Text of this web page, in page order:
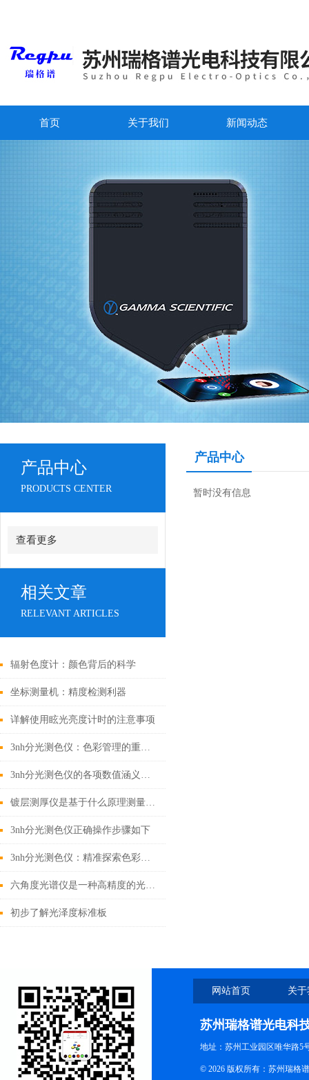
首页 关于我们 新闻动态
产品中心
PRODUCTS CENTER
查看更多
相关文章
RELEVANT ARTICLES
辐射色度计：颜色背后的科学
坐标测量机：精度检测利器
详解使用眩光亮度计时的注意事项
3nh分光测色仪：色彩管理的重要工具
3nh分光测色仪的各项数值涵义讲解
镀层测厚仪是基于什么原理测量的呢？
3nh分光测色仪正确操作步骤如下
3nh分光测色仪：精准探索色彩世界的钥匙
六角度光谱仪是一种高精度的光学测量仪器
初步了解光泽度标准板
产品中心
暂时没有信息
网站首页 关
苏州瑞格谱光电科
地址：苏州工业园区唯华路5
© 2026 版权所有：苏州瑞格